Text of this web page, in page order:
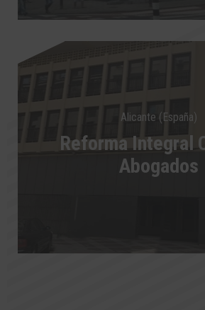
Alicante (España)
Reforma Integral
Abogados